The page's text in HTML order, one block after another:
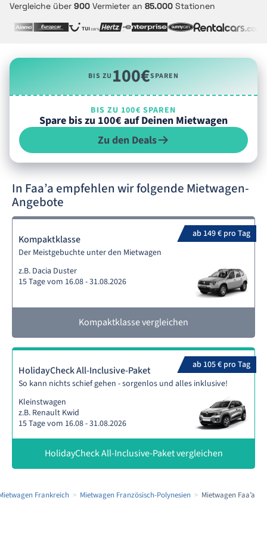
Vergleiche über 900 Vermieter an 85.000 Stationen
BIS ZU100€SPAREN
BIS ZU 100€ SPAREN
Spare bis zu 100€ auf Deinen Mietwagen
Zu den Deals
In Faa’a empfehlen wir folgende Mietwagen-
Angebote
ab 149 € pro Tag
Kompaktklasse
Der Meistgebuchte unter den Mietwagen
z.B. Dacia Duster
15 Tage vom 16.08 - 31.08.2026
Kompaktklasse vergleichen
ab 105 € pro Tag
HolidayCheck All-Inclusive-Paket
So kann nichts schief gehen - sorgenlos und alles inklusive!
Kleinstwagen
z.B. Renault Kwid
15 Tage vom 16.08 - 31.08.2026
HolidayCheck All-Inclusive-Paket vergleichen
Frankreich Mietwagen Französisch-Polynesien Mietwagen Faa’a